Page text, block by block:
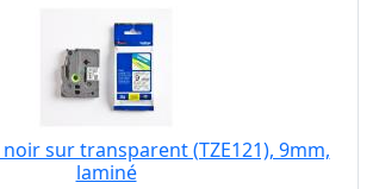
sur transparent (TZE121), 9mm,
laminé